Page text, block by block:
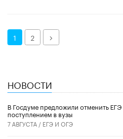
1 2 Далее
НОВОСТИ
В Госдуме предложили отменить
поступлением в вузы
7 АВГУСТА / ЕГЭ И ОГЭ